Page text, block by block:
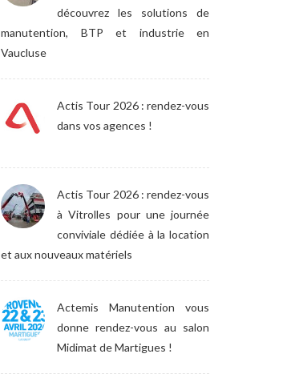
découvrez les solutions de
manutention, BTP et industrie en
Vaucluse
Actis Tour 2026 : rendez-vous
dans vos agences !
Actis Tour 2026 : rendez-vous
à Vitrolles pour une journée
conviviale dédiée à la location
et aux nouveaux matériels
Actemis Manutention vous
donne rendez-vous au salon
Midimat de Martigues !